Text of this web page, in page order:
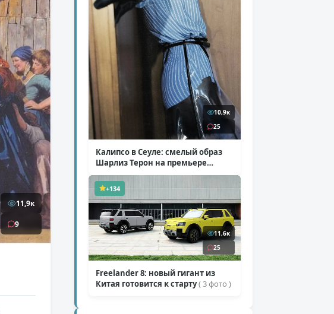
11,9к
9
10,9к
25
Калипсо в Сеуле: смелый образ
Шарлиз Терон на премьере
«Одиссеи»( 6 фото )
+134
11,6к
25
Freelander 8: новый гигант из
Китая готовится к старту( 3 фото )